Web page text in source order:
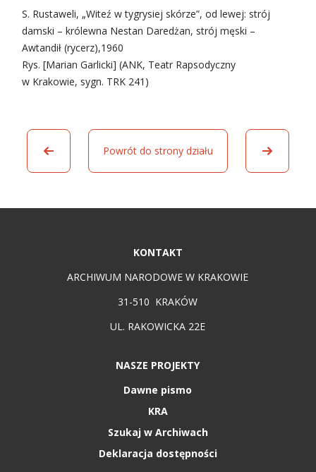
S. Rustaweli, „Witeź w tygrysiej skórze”, od lewej: strój
damski – królewna Nestan Daredżan, strój męski –
Awtandił (rycerz),1960
Rys. [Marian Garlicki] (ANK, Teatr Rapsodyczny
w Krakowie, sygn. TRK 241)
Powrót do strony działu
KONTAKT
ARCHIWUM NARODOWE W KRAKOWIE
31-510 KRAKÓW
UL. RAKOWICKA 22E
NASZE PROJEKTY
Dawne pismo
KRA
Szukaj w Archiwach
Deklaracja dostępności